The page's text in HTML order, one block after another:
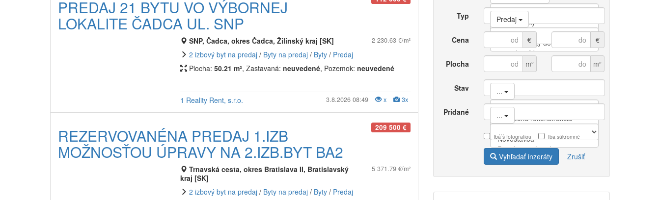
PREDAJ 21 BYTU VO VÝBORNEJ
LOKALITE ČADCA UL. SNP
SNP, Čadca, okres Čadca, Žilinský kraj [SK] 2 230.63 €/m²
2 izbový byt na predaj / Byty na predaj / Byty / Predaj
Plocha:50.21 m², Zastavaná:neuvedené, Pozemok:neuvedené
1 Reality Rent, s.r.o. 3.8.2026 08:49 x 3x
REZERVOVANÉNA PREDAJ 1.IZB
MOŽNOSŤOU ÚPRAVY NA 2.IZB.BYT BA2
209 500 €
Trnavská cesta, okres Bratislava II, Bratislavský
kraj [SK]
5 371.79 €/m²
2 izbový byt na predaj / Byty na predaj / Byty / Predaj
Typ Predaj
Cena € €
Plocha m² m²
Stav ...
Pridané ...
Iba s fotografiou Iba súkromné
Vyhľadať inzeráty Zrušiť